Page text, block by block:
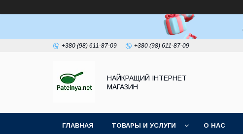
+380 (98) 611-87-09 +380 (98) 611-87-09
НАЙКРАЩИЙ ІНТЕРНЕТ
МАГАЗИН
ГЛАВНАЯ ТОВАРЫ И УСЛУГИ О НАС